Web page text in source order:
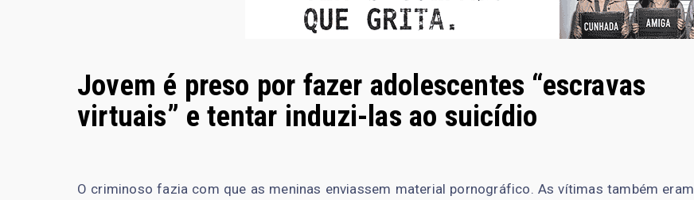
Jovem é preso por fazer adolescentes “escravas
virtuais” e tentar induzi-las ao suicídio
O criminoso fazia com que as meninas enviassem material pornográfico. As vítimas também eram